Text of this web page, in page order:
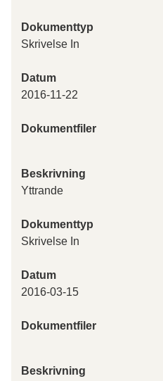
Dokumenttyp
Skrivelse In
Datum
2016-11-22
Dokumentfiler
Beskrivning
Yttrande
Dokumenttyp
Skrivelse In
Datum
2016-03-15
Dokumentfiler
Beskrivning